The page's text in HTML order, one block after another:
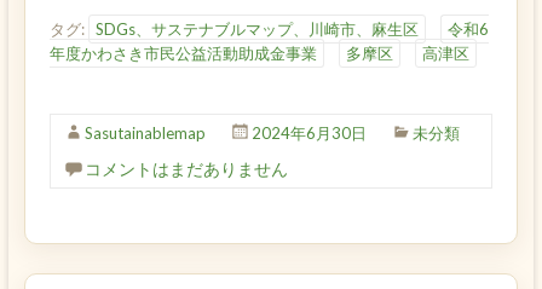
タグ: SDGs、サステナブルマップ、川崎市、麻生区
令和6
年度かわさき市民公益活動助成金事業
多摩区 高津区
Sasutainablemap 2024年6月30日 未分類
コメントはまだありません